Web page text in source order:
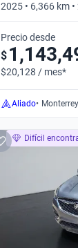
2025 • 6,366 km •
Automático
Precio desde
$
$20,128 / mes*
Aliado•
Difícil